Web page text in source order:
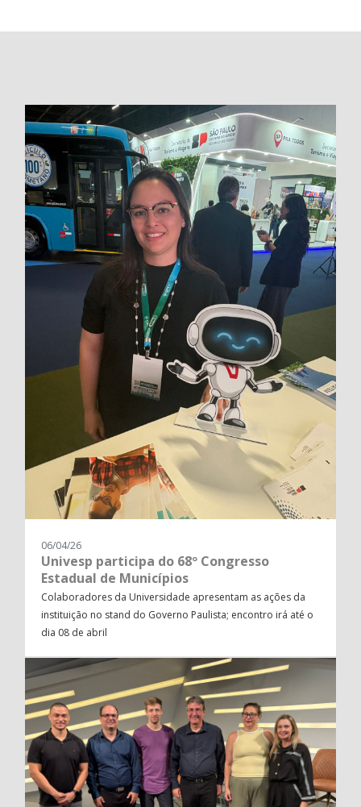
06/04/26
Univesp participa do 68º Congresso
Estadual de Municípios
Colaboradores da Universidade apresentam as ações da
instituição no stand do Governo Paulista; encontro irá até o
dia 08 de abril